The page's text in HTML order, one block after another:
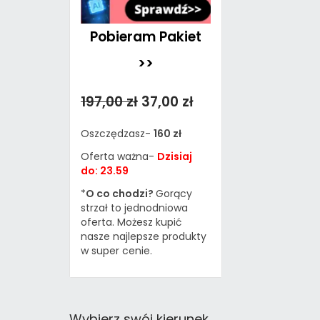
Pobieram Pakiet
>>
197,00 zł 37,00 zł
Oszczędzasz- 160 zł
Oferta ważna- Dzisiaj
do: 23.59
*O co chodzi? Gorący
strzał to jednodniowa
oferta. Możesz kupić
nasze najlepsze produkty
w super cenie.